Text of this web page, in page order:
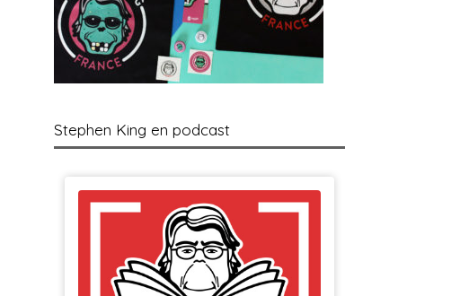
Stephen King en podcast